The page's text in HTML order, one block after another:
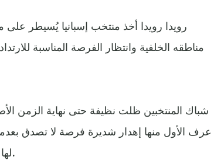
رويدا رويدا أخذ منتخب إسبانيا يُسيطر
مناطقه الخلفية وانتظار الفرصة المناسبة
شباك المنتخبين ظلت نظيفة حتى نهاية الزمن
عرف الأول منها إهدار شديرة فرصة لا تصدق
لها أوناي سيمون وحرم المغرب من هدف محقق.